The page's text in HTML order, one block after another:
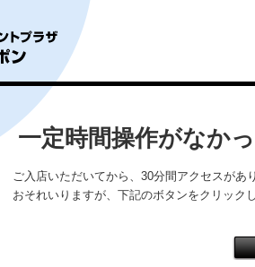
一定時間操作がなか
ご入店いただいてから、30分間アクセスがあ
おそれいりますが、下記のボタンをクリック